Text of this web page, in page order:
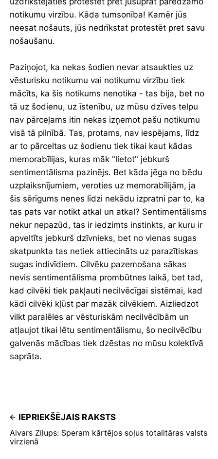
notikumu virzību. Kāda tumsonība! Kamēr jūs
neesat nošauts, jūs nedrīkstat protestēt pret savu
nošaušanu.
Paziņojot, ka nekas šodien nevar atsaukties uz
vēsturisku notikumu vai notikumu virzību tiek
mācīts, ka šis notikums nenotika - tas bija, bet no
tā uz šodienu, uz īstenību, uz mūsu dzīves telpu
nav pārceļams itin nekas izņemot pašu notikumu
visā tā pilnībā. Tas, protams, nav iespējams, līdz
ar to pārceltas uz šodienu tiek tikai kaut kādas
memorabīlijas, kuras māk "lietot" jebkurš
sentimentālisma pazinējs. Bet kāda jēga no bēdu
uzplaiksnījumiem, veroties uz memorabīlijām, ja
šis sērīgums nenes līdzi nekādu izpratni par to, ka
tas pats var notikt atkal un atkal? Sentimentālisms
nekur nepazūd, tas ir iedzimts instinkts, ar kuru ir
apveltīts jebkurš dzīvnieks, bet no vienas sugas
skatpunkta tas netiek attiecināts uz parazītiskas
sugas indivīdiem. Cilvēku pazemošana sākas
nevis sentimentālisma prombūtnes laikā, bet tad,
kad cilvēki tiek pakļauti necilvēcīgai sistēmai, kad
kādi cilvēki kļūst par mazāk cilvēkiem. Aizliedzot
vilkt paralēles ar vēsturiskām necilvēcībām un
atļaujot tikai lētu sentimentālismu, šo necilvēcību
galvenās mācības tiek dzēstas no mūsu kolektīvā
saprāta.
IEPRIEKŠĒJAIS RAKSTS
Aivars Zilups: Speram kārtējos soļus totalitāras valsts
virzienā